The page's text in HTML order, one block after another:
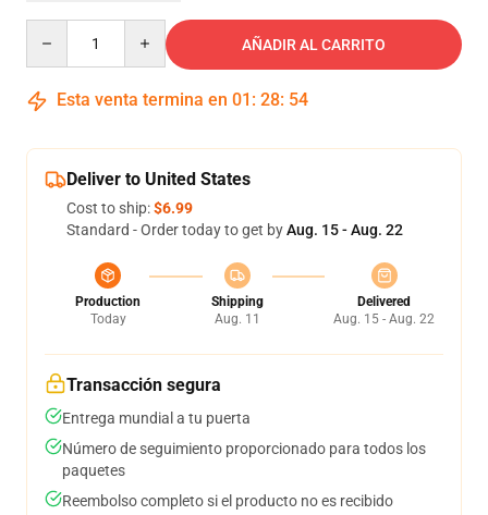
AÑADIR AL CARRITO
Esta venta termina en 01 : 28: 54
Deliver to United States
Cost to ship:$6.99
Standard - Order today to get byAug. 15 - Aug. 22
Production
Today
Shipping
Aug. 11
Delivered
Aug. 15 - Aug. 22
Transacción segura
Entrega mundial a tu puerta
Número de seguimiento proporcionado para todos los
paquetes
Reembolso completo si el producto no es recibido